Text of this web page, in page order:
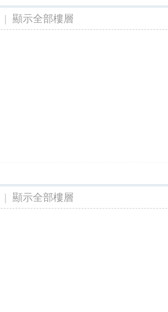
| 顯示全部樓層
| 顯示全部樓層